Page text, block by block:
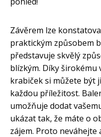
Závěrem lze
praktickým způsobem
představuje skvělý
blízkým. Díky
krabiček si můžete být
každou příležitost.
umožňuje dodat
ukázat tak, že máte o
zájem. Proto